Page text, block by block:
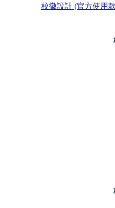
校徽設計 (官方使用